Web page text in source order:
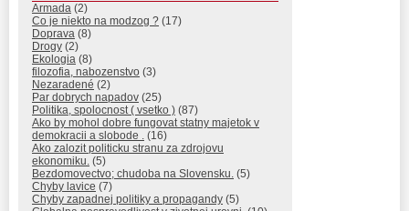
Armada (2)
Co je niekto na modzog ? (17)
Doprava (8)
Drogy (2)
Ekologia (8)
filozofia, nabozenstvo (3)
Nezaradené (2)
Par dobrych napadov (25)
Politika, spolocnost ( vsetko ) (87)
Ako by mohol dobre fungovat statny majetok v
demokracii a slobode .
(16)
Ako zalozit politicku stranu za zdrojovu
ekonomiku. (5)
Bezdomovectvo; chudoba na Slovensku. (5)
Chyby lavice (7)
Chyby zapadnej politiky a propagandy (5)